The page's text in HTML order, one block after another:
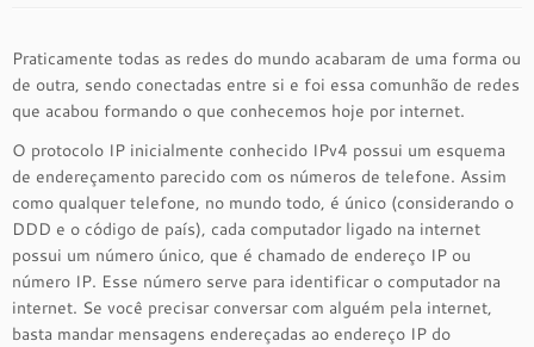
Praticamente todas as redes do mundo acabaram de uma forma ou
de outra, sendo conectadas entre si e foi essa comunhão de redes
que acabou formando o que conhecemos hoje por internet.
O protocolo IP inicialmente conhecido IPv4 possui um esquema
de endereçamento parecido com os números de telefone. Assim
como qualquer telefone, no mundo todo, é único (considerando o
DDD e o código de país), cada computador ligado na internet
possui um número único, que é chamado de endereço IP ou
número IP. Esse número serve para identificar o computador na
internet. Se você precisar conversar com alguém pela internet,
basta mandar mensagens endereçadas ao endereço IP do